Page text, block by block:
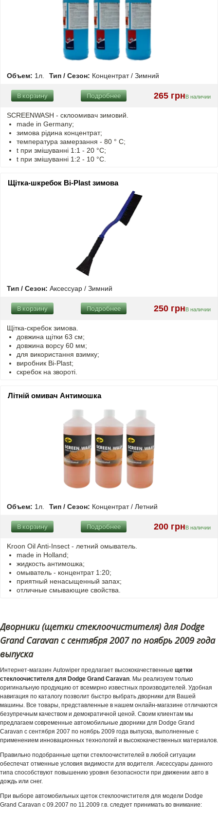
Объем: 1л. Тип / Сезон: Концентрат / Зимний
265 грнВ наличии
Подробнее
В корзину
SCREENWASH - cклоомивач зимовий.
made in Germany;
зимова рідина концентрат;
температура замерзання - 80 ° C;
t при змішуванні 1:1 - 20 °C;
t при змішуванні 1:2 - 10 °C.
Щітка-шкребок Bi-Plast зимова
Тип / Сезон: Аксессуар / Зимний
250 грнВ наличии
Подробнее
В корзину
Щітка-скребок зимова.
довжина щітки 63 см;
довжина ворсу 60 мм;
для використання взимку;
виробник Bi-Plast;
скребок на звороті.
Літній омивач Антимошка
Объем: 1л. Тип / Сезон: Концентрат / Летний
200 грн В наличии
Подробнее
В корзину
Kroon Oil Anti-Insect - летний омыватель.
made in Holland;
жидкость антимошка;
омыватель - концентрат 1:20;
приятный ненасыщенный запах;
отличные смывающие свойства.
Дворники (щетки стеклоочистителя) для Dodge
Grand Caravan с сентября 2007 по ноябрь 2009 года
выпуска
Интернет-магазин Autowiper предлагает высококачественные щетки
стеклоочистителя для Dodge Grand Caravan. Мы реализуем только
оригинальную продукцию от всемирно известных производителей. Удобная
навигация по каталогу позволит быстро выбрать дворники для Вашей
машины. Все товары, представленные в нашем онлайн-магазине отличаются
безупречным качеством и демократичной ценой. Своим клиентам мы
предлагаем современные автомобильные дворники для Dodge Grand
Caravan с сентября 2007 по ноябрь 2009 года выпуска, выполненные с
применением инновационных технологий и высококачественных материалов.
Правильно подобранные щетки стеклоочистителей в любой ситуации
обеспечат отменные условия видимости для водителя. Аксессуары данного
типа способствуют повышению уровня безопасности при движении авто в
дождь или снег.
При выборе автомобильных щеток стеклоочистителя для модели Dodge
Grand Caravan с 09.2007 по 11.2009 г.в. следует принимать во внимание: